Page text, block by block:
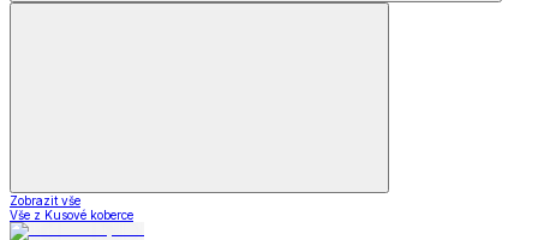
Zobrazit vše
Vše z Kusové koberce